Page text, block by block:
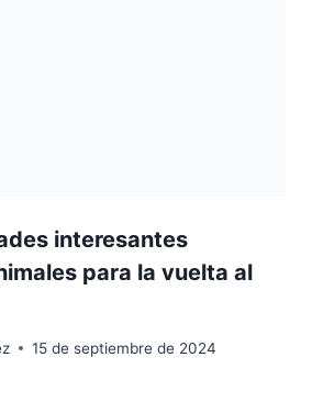
interesantes
para la vuelta al
15 de septiembre de 2024